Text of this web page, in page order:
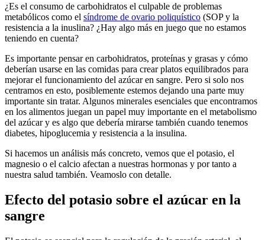
¿Es el consumo de carbohidratos el culpable de problemas
metabólicos como el síndrome de ovario poliquístico (SOP y la
resistencia a la inuslina? ¿Hay algo más en juego que no estamos
teniendo en cuenta?
Es importante pensar en carbohidratos, proteínas y grasas y cómo
deberían usarse en las comidas para crear platos equilibrados para
mejorar el funcionamiento del azúcar en sangre. Pero si solo nos
centramos en esto, posiblemente estemos dejando una parte muy
importante sin tratar. Algunos minerales esenciales que encontramos
en los alimentos juegan un papel muy importante en el metabolismo
del azúcar y es algo que debería mirarse también cuando tenemos
diabetes, hipoglucemia y resistencia a la insulina.
Si hacemos un análisis más concreto, vemos que el potasio, el
magnesio o el calcio afectan a nuestras hormonas y por tanto a
nuestra salud también. Veamoslo con detalle.
Efecto del potasio sobre el azúcar en la
sangre